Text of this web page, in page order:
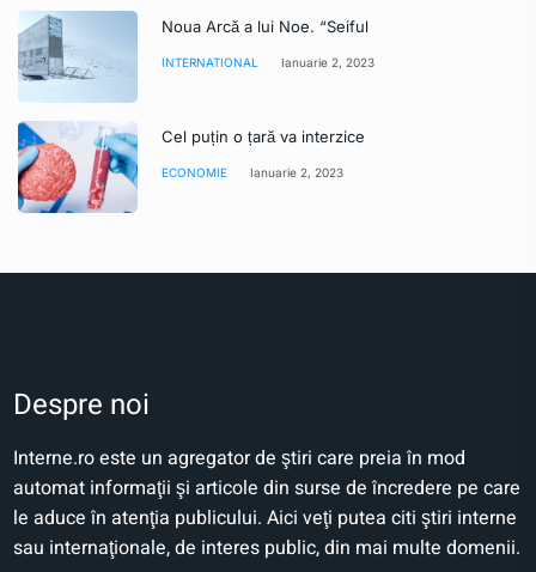
Noua Arcă a lui Noe. “Seiful
INTERNATIONAL Ianuarie 2, 2023
Cel puțin o țară va interzice
ECONOMIE Ianuarie 2, 2023
Despre noi
Interne.ro este un agregator de ştiri care preia în mod
automat informaţii şi articole din surse de încredere pe care
le aduce în atenţia publicului. Aici veţi putea citi ştiri interne
sau internaţionale, de interes public, din mai multe domenii.